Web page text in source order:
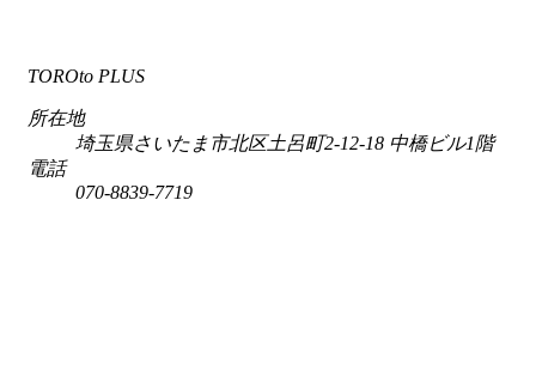
TOROto PLUS
所在地
埼玉県さいたま市北区土呂町2-12-18 中橋ビル1階
電話
070-8839-7719